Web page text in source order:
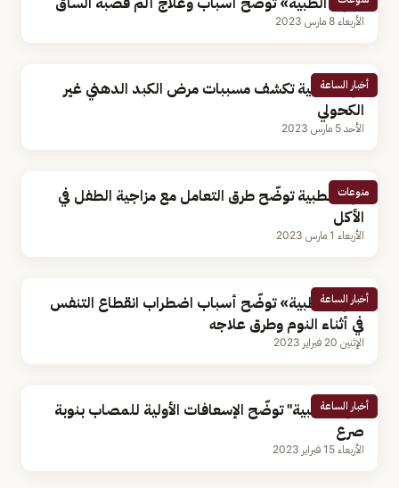
الأربعاء 8 مارس 2023
أخبار الساعة
فهد الطبية تكشف مسببات مرض الكبد الدهني غير
الكحولي
الأحد 5 مارس 2023
منوعات
فهد الطبية توضّح طرق التعامل مع مزاجية الطفل في
الأكل
الأربعاء 1 مارس 2023
أخبار الساعة
«فهد الطبية» توضّح أسباب اضطراب انقطاع التنفس
في أثناء النوم وطرق علاجه
الإثنين 20 فبراير 2023
أخبار الساعة
"فهد الطبية" توضّح الإسعافات الأولية للمصاب بنوبة
صرع
الأربعاء 15 فبراير 2023